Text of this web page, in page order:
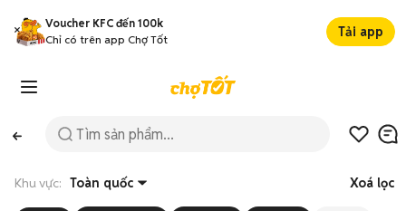
Voucher KFC đến 100k
Chỉ có trên app Chợ Tốt
Tải app
Khu vực: Toàn quốc Xoá lọc